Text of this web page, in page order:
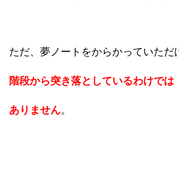
ただ、夢ノートをからかっていただ
階段から突き落としているわけでは
ありません。